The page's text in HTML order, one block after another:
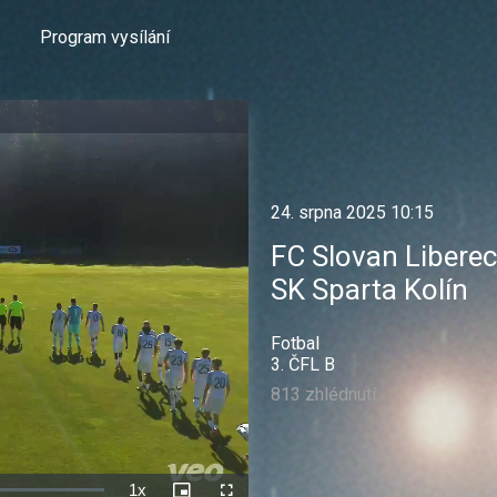
Program vysílání
1x
24. srpna 2025 10:15
FC Slovan
SK Sparta Kolín
Fotbal
3. ČFL B
813 zhlédnutí